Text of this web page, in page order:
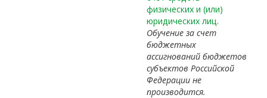
физических и (или)
юридических лиц.
Обучение за счет
бюджетных
ассигнований бюджетов
субъектов Российской
Федерации не
производится.